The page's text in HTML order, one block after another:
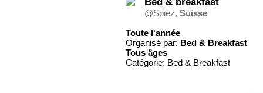
@Spiez, Suisse
Toute l'année
Organisé par: Bed & Breakfast
Tous âges
Catégorie: Bed & Breakfast